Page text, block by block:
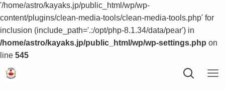
'/home/astro/kayaks.jp/public_html/wp/wp-
content/plugins/clean-media-tools/clean-media-tools.php' for
inclusion (include_path='.:/opt/php-8.1.34/data/pear') in
/home/astro/kayaks.jp/public_html/wp/wp-settings.php on
line 545